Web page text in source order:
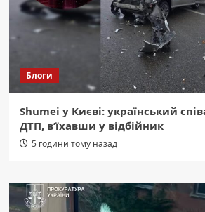
Блоги
Shumei у Києві: український
ДТП, в’їхавши у відбійник
5 години тому назад